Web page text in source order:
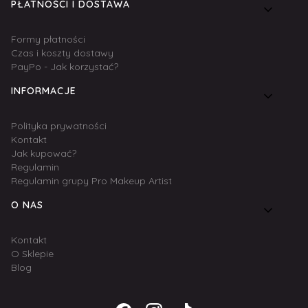
PŁATNOŚCI I DOSTAWA
Formy płatności
Czas i koszty dostawy
PayPo - Jak korzystać?
INFORMACJE
Polityka prywatności
Kontakt
Jak kupować?
Regulamin
Regulamin grupy Pro Makeup Artist
O NAS
Kontakt
O Sklepie
Blog